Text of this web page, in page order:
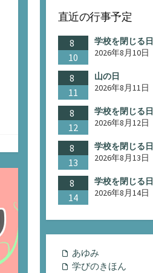
直近の行事予定
8
10
学校を閉じる日
2026年8月10日
8
11
山の日
2026年8月11日
8
12
学校を閉じる日
2026年8月12日
8
13
学校を閉じる日
2026年8月13日
8
14
学校を閉じる日
2026年8月14日
あゆみ
学びのきほん